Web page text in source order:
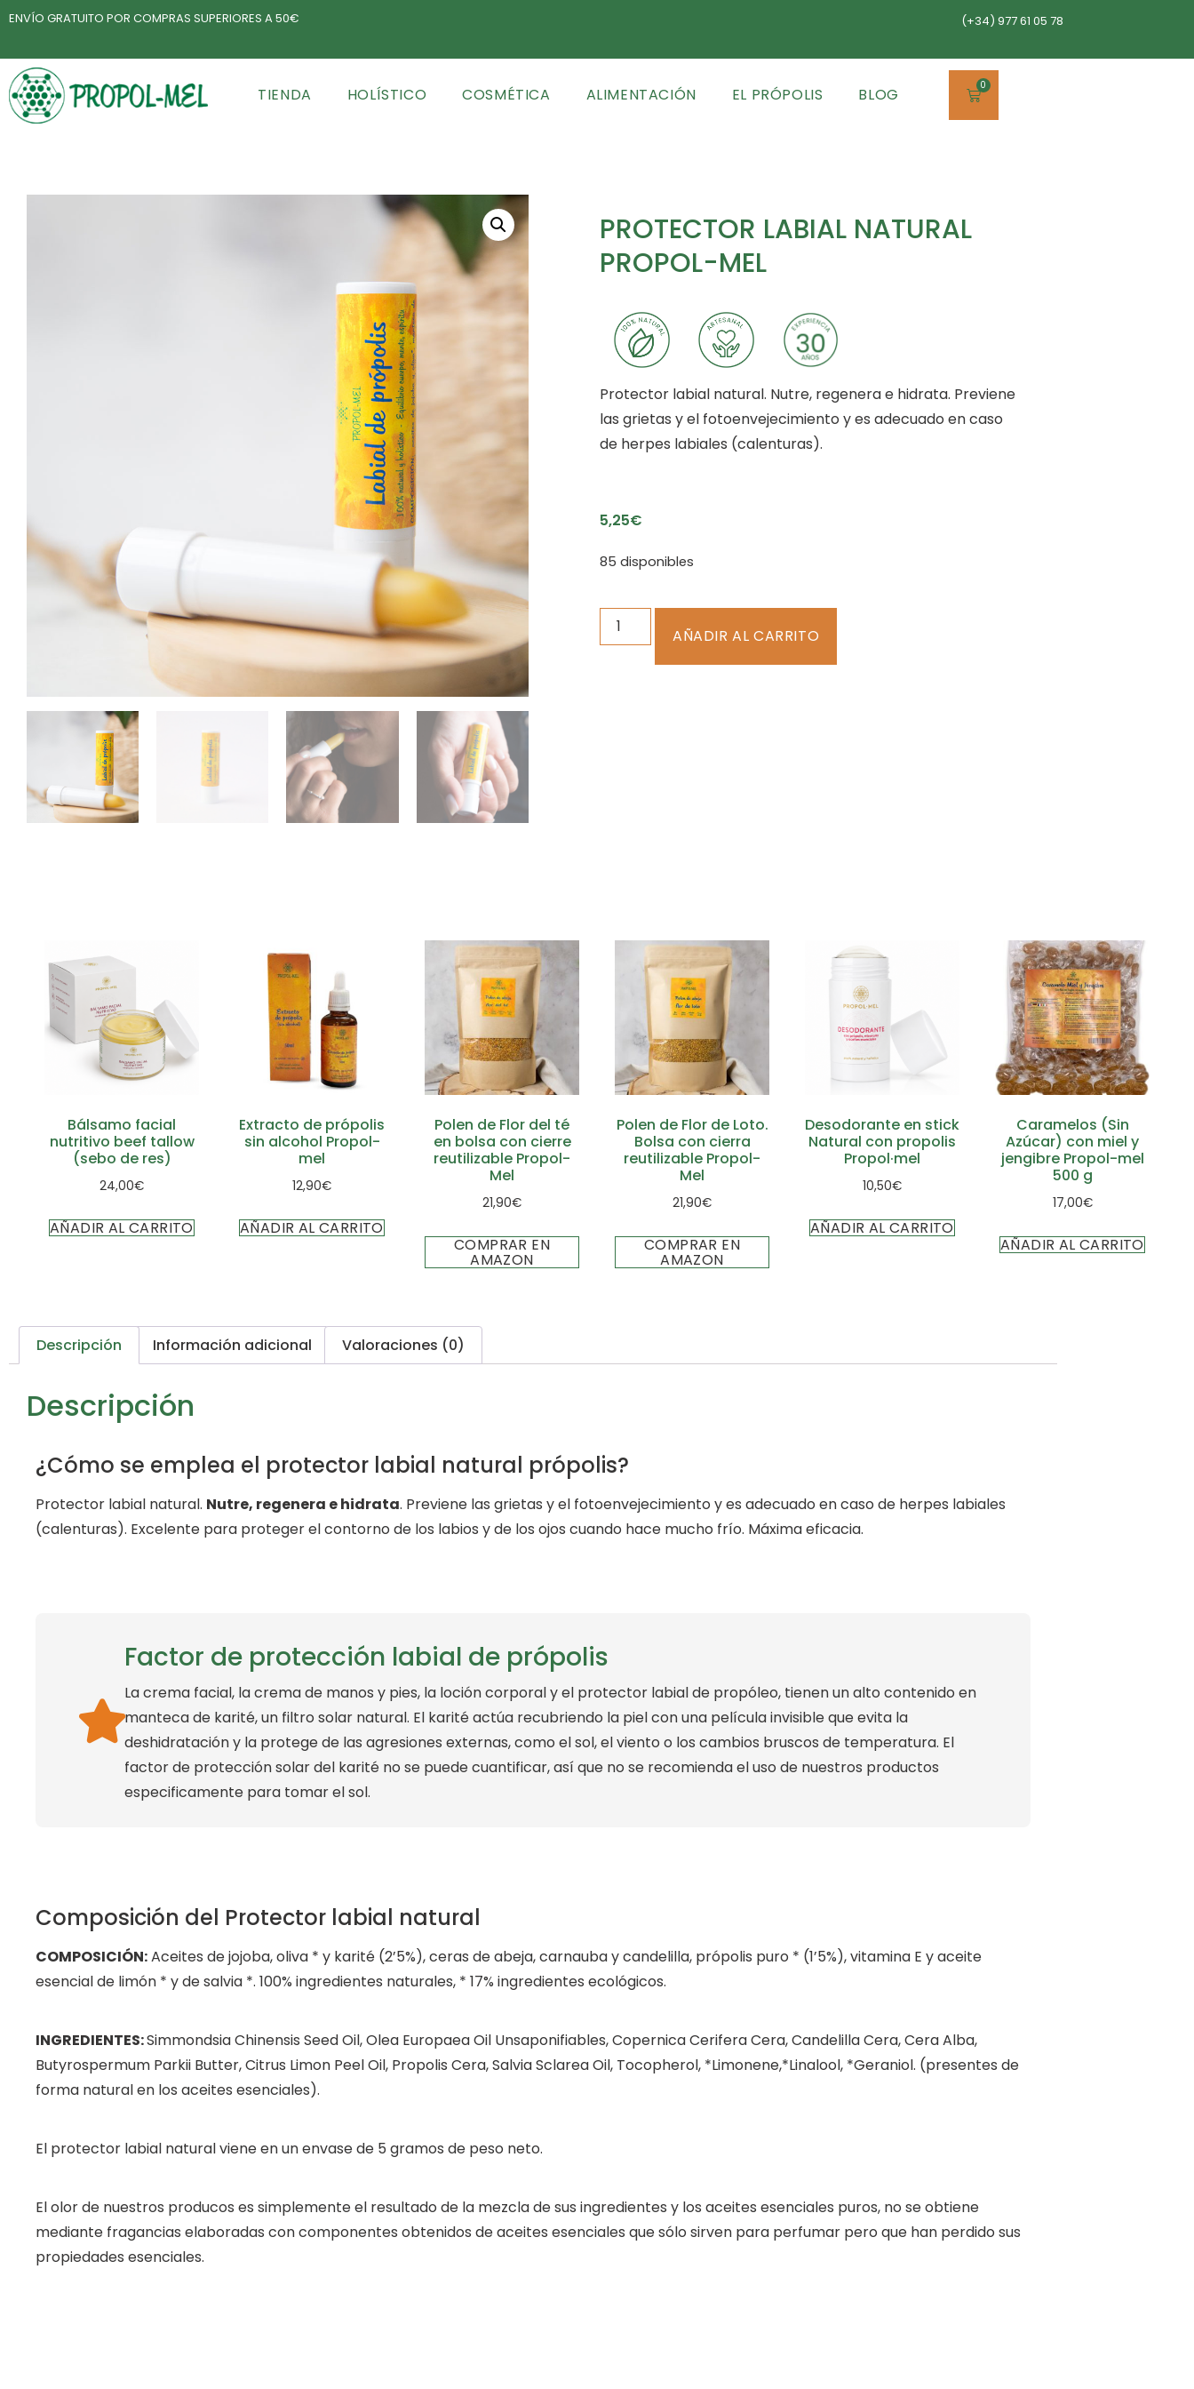
ENVÍO GRATUITO POR COMPRAS SUPERIORES A 50€ (+34) 977 61 05 78
TIENDA HOLÍSTICO COSMÉTICA ALIMENTACIÓN EL PRÓPOLIS BLOG 0
PROTECTOR LABIAL NATURAL
PROPOL-MEL
Protector labial natural. Nutre, regenera e hidrata. Previene
las grietas y el fotoenvejecimiento y es adecuado en caso
de herpes labiales (calenturas).
5,25€
85 disponibles
AÑADIR AL CARRITO
Bálsamo facial
nutritivo beef tallow
(sebo de res)
24,00€
AÑADIR AL CARRITO
Extracto de própolis
sin alcohol Propol-
mel
12,90€
AÑADIR AL CARRITO
Polen de Flor del té
en bolsa con cierre
reutilizable Propol-
Mel
21,90€
COMPRAR EN
AMAZON
Polen de Flor de Loto.
Bolsa con cierra
reutilizable Propol-
Mel
21,90€
COMPRAR EN
AMAZON
Desodorante en stick
Natural con propolis
Propol·mel
10,50€
AÑADIR AL CARRITO
Caramelos (Sin
Azúcar) con miel y
jengibre Propol-mel
500 g
17,00€
AÑADIR AL CARRITO
Descripción Información adicional Valoraciones (0)
Descripción
¿Cómo se emplea el protector labial natural própolis?
Protector labial natural. Nutre, regenera e hidrata. Previene las grietas y el fotoenvejecimiento y es adecuado en caso de herpes labiales
(calenturas). Excelente para proteger el contorno de los labios y de los ojos cuando hace mucho frío. Máxima eficacia.
Factor de protección labial de própolis
La crema facial, la crema de manos y pies, la loción corporal y el protector labial de propóleo, tienen un alto contenido en
manteca de karité, un filtro solar natural. El karité actúa recubriendo la piel con una película invisible que evita la
deshidratación y la protege de las agresiones externas, como el sol, el viento o los cambios bruscos de temperatura. El
factor de protección solar del karité no se puede cuantificar, así que no se recomienda el uso de nuestros productos
especificamente para tomar el sol.
Composición del Protector labial natural
COMPOSICIÓN:Aceites de jojoba, oliva * y karité (2’5%), ceras de abeja, carnauba y candelilla, própolis puro * (1’5%), vitamina E y aceite
esencial de limón * y de salvia *. 100% ingredientes naturales, * 17% ingredientes ecológicos.
INGREDIENTES:Simmondsia Chinensis Seed Oil, Olea Europaea Oil Unsaponifiables, Copernica Cerifera Cera, Candelilla Cera, Cera Alba,
Butyrospermum Parkii Butter, Citrus Limon Peel Oil, Propolis Cera, Salvia Sclarea Oil, Tocopherol, *Limonene,*Linalool, *Geraniol. (presentes de
forma natural en los aceites esenciales).
El protector labial natural viene en un envase de 5 gramos de peso neto.
El olor de nuestros producos es simplemente el resultado de la mezcla de sus ingredientes y los aceites esenciales puros, no se obtiene
mediante fragancias elaboradas con componentes obtenidos de aceites esenciales que sólo sirven para perfumar pero que han perdido sus
propiedades esenciales.